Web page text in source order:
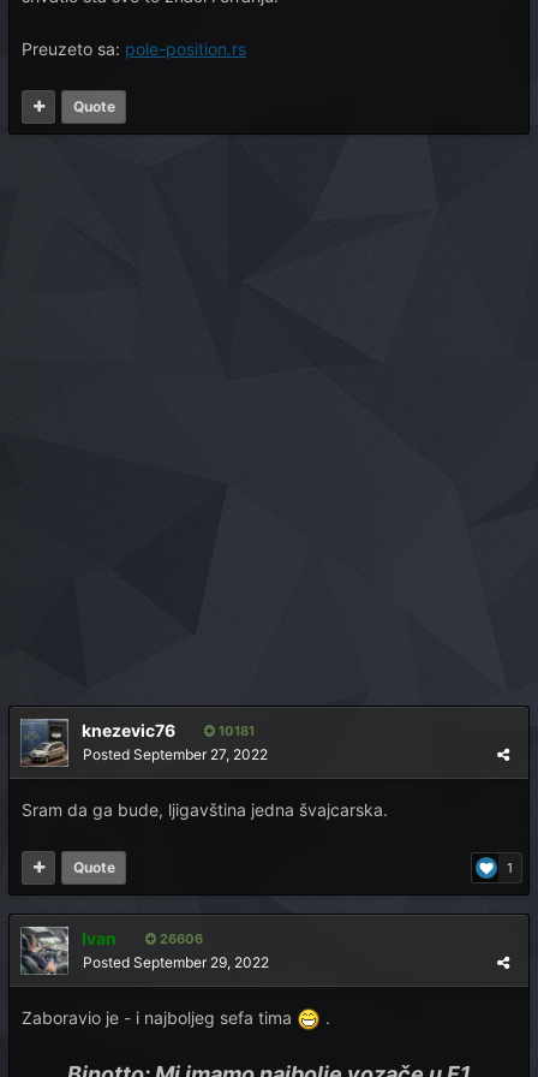
Preuzeto sa: pole-position.rs
Quote
knezevic76 10181
Posted September 27, 2022
Sram da ga bude, ljigavština jedna švajcarska.
1
Quote
Ivan 26606
Posted September 29, 2022
Zaboravio je - i najboljeg sefa tima .